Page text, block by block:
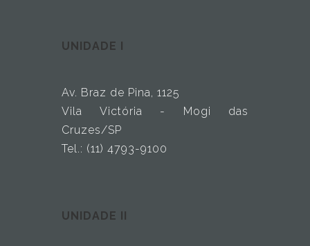
UNIDADE I
Av. Braz de Pina, 1125
Vila Victória - Mogi das
Cruzes/SP
Tel.: (11) 4793-9100
UNIDADE II